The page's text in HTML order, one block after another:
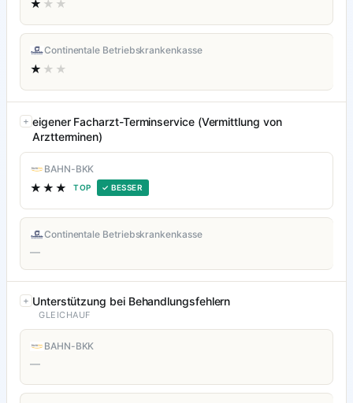
★ ★★
Continentale Betriebskrankenkasse
★ ★★
eigener Facharzt-Terminservice (Vermittlung von
Arztterminen)
BAHN-BKK
★★★ TOP ✓ BESSER
Continentale Betriebskrankenkasse
—
Unterstützung bei Behandlungsfehlern
GLEICHAUF
BAHN-BKK
—